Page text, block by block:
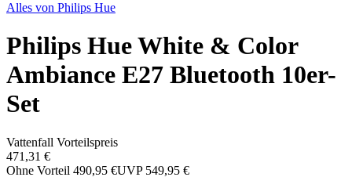
Alles von Philips Hue
Philips Hue White & Color
Ambiance E27 Bluetooth 10er-
Set
Vattenfall Vorteilspreis
471,31 €
Ohne Vorteil 490,95 €UVP 549,95 €